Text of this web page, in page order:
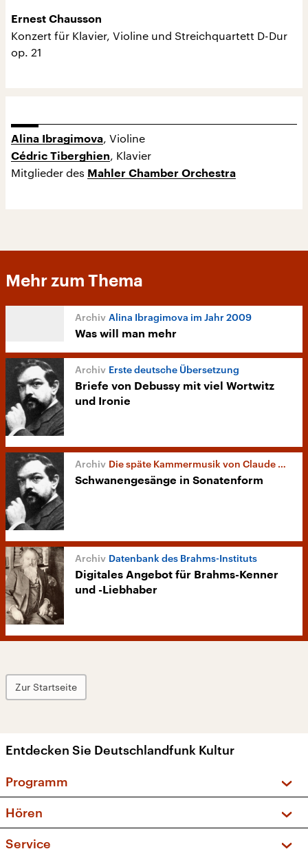
Ernest Chausson
Konzert für Klavier, Violine und Streichquartett D-Dur
op. 21
Alina Ibragimova, Violine
Cédric Tiberghien, Klavier
Mitglieder des Mahler Chamber Orchestra
Mehr zum Thema
Alina Ibragimova im Jahr 2009
Was will man mehr
Erste deutsche Übersetzung
Briefe von Debussy mit viel Wortwitz
und Ironie
Die späte Kammermusik von Claude Debussy
Schwanengesänge in Sonatenform
Datenbank des Brahms-Instituts
Digitales Angebot für Brahms-Kenner
und -Liebhaber
Zur Startseite
Entdecken Sie Deutschlandfunk Kultur
Programm
Sendungen und Podcasts
Hören
Service